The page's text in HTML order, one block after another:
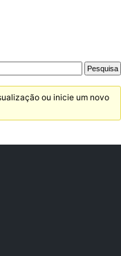
ou inicie um novo